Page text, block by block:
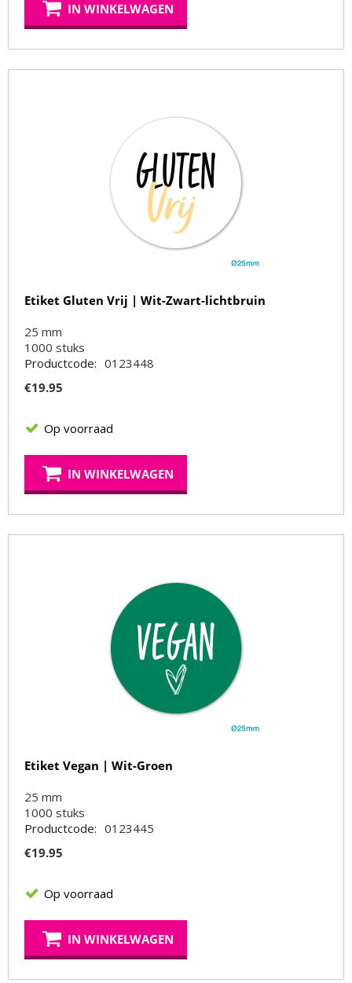
IN WINKELWAGEN
Etiket Gluten Vrij | Wit-Zwart-lichtbruin
25 mm
1000 stuks
Productcode: 0123448
€19.95
Op voorraad
IN WINKELWAGEN
Etiket Vegan | Wit-Groen
25 mm
1000 stuks
Productcode: 0123445
€19.95
Op voorraad
IN WINKELWAGEN